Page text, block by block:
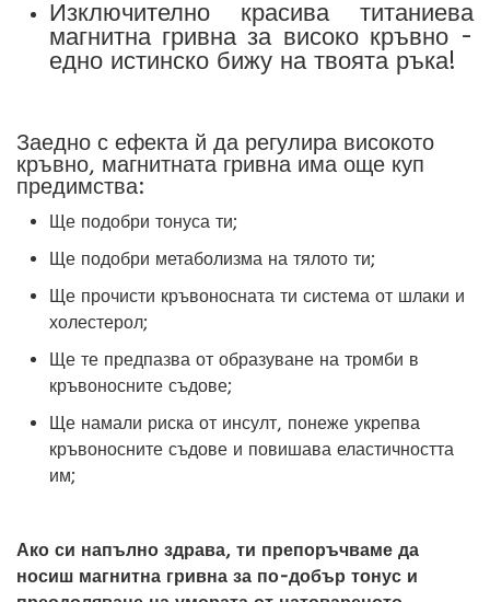
Изключително красива титаниева
магнитна гривна за високо кръвно -
едно истинско бижу на твоята ръка!
Заедно с ефекта й да регулира високото
кръвно, магнитната гривна има още куп
предимства:
Ще подобри тонуса ти;
Ще подобри метаболизма на тялото ти;
Ще прочисти кръвоносната ти система от шлаки и
холестерол;
Ще те предпазва от образуване на тромби в
кръвоносните съдове;
Ще намали риска от инсулт, понеже укрепва
кръвоносните съдове и повишава еластичността
им;
Ако си напълно здрава, ти препоръчваме да
носиш магнитна гривна за по-добър тонус и